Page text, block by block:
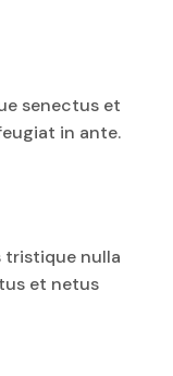
senectus et
in ante.
tristique nulla
et netus